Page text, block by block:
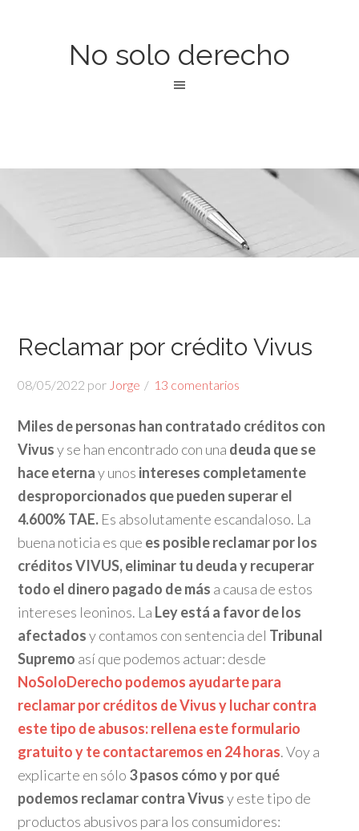
No solo derecho
Reclamar por crédito Vivus
08/05/2022 por Jorge 13 comentarios
Miles de personas han contratado créditos con
Vivusy se han encontrado con una deuda que se
hace eternay unos intereses completamente
desproporcionados quepueden superar el
4.600% TAE. Es absolutamente escandaloso. La
buena noticia es que es posible reclamar por los
créditos VIVUS, eliminar tu deuda y recuperar
todo el dinero pagado de más a causa de estos
intereses leoninos. La Ley está a favor de los
afectadosy contamos con sentencia del Tribunal
Supremo así que podemos actuar: desde
NoSoloDerecho podemos ayudarte para
reclamar por créditos de Vivus y luchar contra
este tipo de abusos: rellena este formulario
gratuito y te contactaremos en 24 horas. Voy a
explicarte en sólo 3 pasos cómo y por qué
podemos reclamar contra Vivusy este tipo de
productos abusivos para los consumidores: